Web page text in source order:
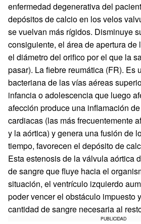
enfermedad degenerativa del
depósitos de calcio en los velos
se vuelvan más rígidos. Disminuye
consiguiente, el área de apertura
el diámetro del orifico por el que la
pasar). La fiebre reumática (FR). Es
bacteriana de las vías aéreas
infancia o adolescencia que luego
afección produce una inflamación
cardiacas (las más frecuentemente
y la aórtica) y genera una fusión de
tiempo, favorecen el depósito de
Esta estenosis de la válvula aórtica
de sangre que fluye hacia el
situación, el ventrículo izquierdo
poder vencer el obstáculo impuesto
cantidad de sangre necesaria al
PUBLICIDAD